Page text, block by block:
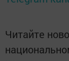
Читайте